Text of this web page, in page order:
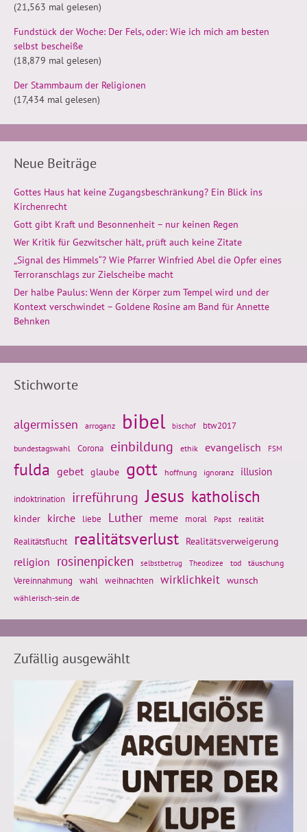
(21,563 mal gelesen)
Fundstück der Woche: Der Fels, oder: Wie ich mich am besten
selbst bescheiße
(18,879 mal gelesen)
Der Stammbaum der Religionen
(17,434 mal gelesen)
Neue Beiträge
Gottes Haus hat keine Zugangsbeschränkung? Ein Blick ins
Kirchenrecht
Gott gibt Kraft und Besonnenheit – nur keinen Regen
Wer Kritik für Gezwitscher hält, prüft auch keine Zitate
„Signal des Himmels“? Wie Pfarrer Winfried Abel die Opfer eines
Terroranschlags zur Zielscheibe macht
Der halbe Paulus: Wenn der Körper zum Tempel wird und der
Kontext verschwindet – Goldene Rosine am Band für Annette
Behnken
Stichworte
algermissen arroganz bibel bischof btw2017
bundestagswahl Corona einbildung ethik evangelisch FSM
fulda gebet glaube gott hoffnung ignoranz illusion
indoktrination irreführung Jesus katholisch
kinder kirche liebe Luther meme moral Papst realität
Realitätsflucht realitätsverlust Realitätsverweigerung
religion rosinenpicken selbstbetrug Theodizee tod täuschung
Vereinnahmung wahl weihnachten wirklichkeit wunsch
wählerisch-sein.de
Zufällig ausgewählt